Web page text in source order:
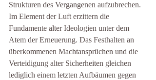
Strukturen des Vergangenen aufzubrechen.
Im Element der Luft erzittern die
Fundamente alter Ideologien unter dem
Atem der Erneuerung. Das Festhalten an
überkommenen Machtansprüchen und die
Verteidigung alter Sicherheiten gleichen
lediglich einem letzten Aufbäumen gegen